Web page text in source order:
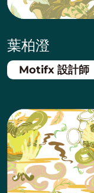
葉柏澄
Motifx 設計師